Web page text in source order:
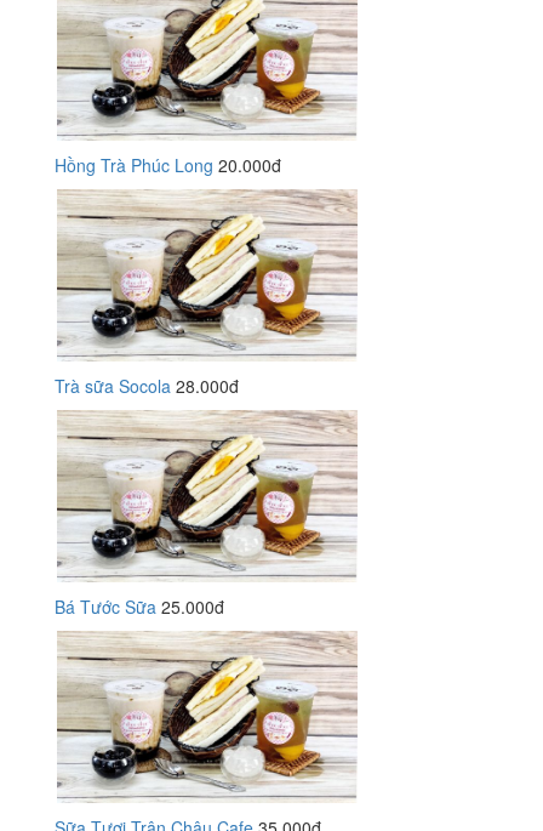
Hồng Trà Phúc Long 20.000đ
Trà sữa Socola 28.000đ
Bá Tước Sữa 25.000đ